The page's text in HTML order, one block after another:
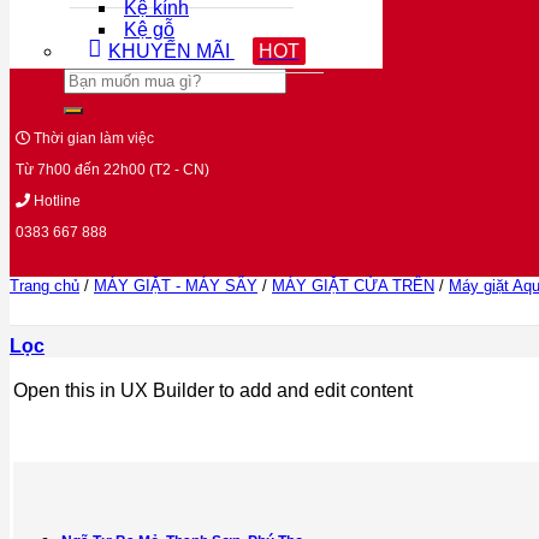
Kệ kính
Kệ gỗ
KHUYẾN MÃI
HOT
Tìm
kiếm:
Thời gian làm việc
Từ 7h00 đến 22h00 (T2 - CN)
Hotline
0383 667 888
Trang chủ / MÁY GIẶT - MÁY SẤY / MÁY GIẶT CỬA TRÊN / Máy giặt
Lọc
Open this in UX Builder to add and edit content